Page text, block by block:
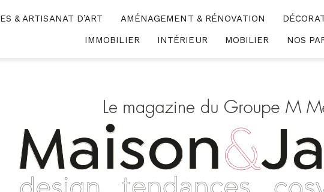
& ARTISANAT D’ART AMÉNAGEMENT & RÉNOVATION
IMMOBILIER
INTÉRIEUR MOBILIER NOS